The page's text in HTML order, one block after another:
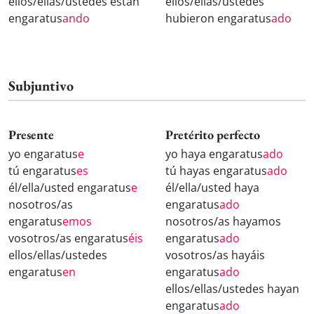
engaratusando
hubieron engaratusado
Subjuntivo
Presente
yo engaratuse
tú engaratuses
él/ella/usted engaratuse
nosotros/as
engaratusemos
vosotros/as engaratuséis
ellos/ellas/ustedes
engaratusen
Pretérito perfecto
yo haya engaratusado
tú hayas engaratusado
él/ella/usted haya
engaratusado
nosotros/as hayamos
engaratusado
vosotros/as hayáis
engaratusado
ellos/ellas/ustedes hayan
engaratusado